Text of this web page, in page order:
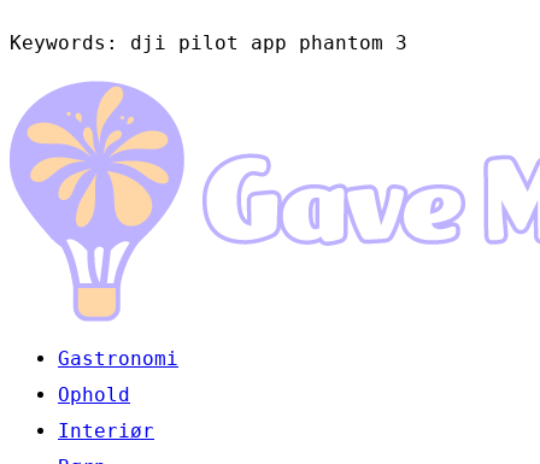
Keywords: dji pilot app phantom 3
Gastronomi
Ophold
Interiør